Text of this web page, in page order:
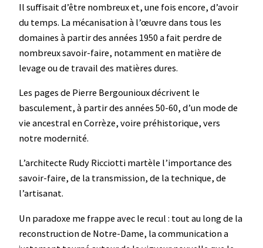
Il suffisait d’être nombreux et, une fois encore, d’avoir
du temps. La mécanisation à l’œuvre dans tous les
domaines à partir des années 1950 a fait perdre de
nombreux savoir-faire, notamment en matière de
levage ou de travail des matières dures.
Les pages de Pierre Bergounioux décrivent le
basculement, à partir des années 50-60, d’un mode de
vie ancestral en Corrèze, voire préhistorique, vers
notre modernité.
L’architecte Rudy Ricciotti martèle l’importance des
savoir-faire, de la transmission, de la technique, de
l’artisanat.
Un paradoxe me frappe avec le recul : tout au long de la
reconstruction de Notre-Dame, la communication a